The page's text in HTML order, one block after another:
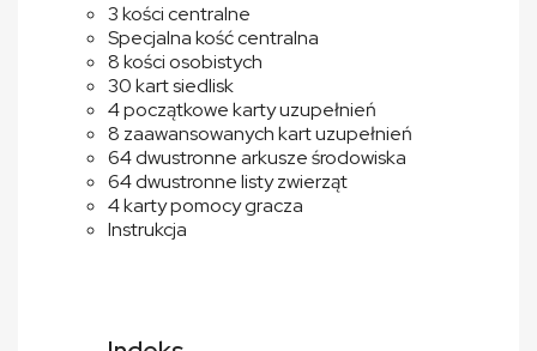
3 kości centralne
Specjalna kość centralna
8 kości osobistych
30 kart siedlisk
4 początkowe karty uzupełnień
8 zaawansowanych kart uzupełnień
64 dwustronne arkusze środowiska
64 dwustronne listy zwierząt
4 karty pomocy gracza
Instrukcja